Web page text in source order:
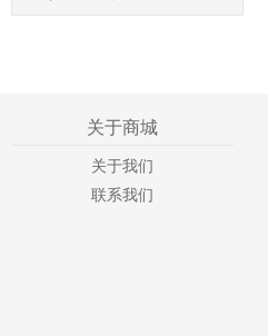
关于商城
关于我们
联系我们